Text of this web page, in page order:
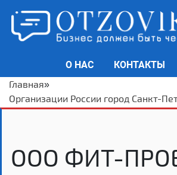
О НАС
КОНТАКТЫ
Главная»
Организации России город Санкт-
ООО ФИТ-